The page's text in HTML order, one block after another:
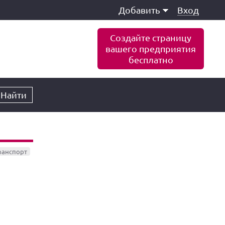
Добавить Вход
Создайте страницу
вашего предприятия
бесплатно
Найти